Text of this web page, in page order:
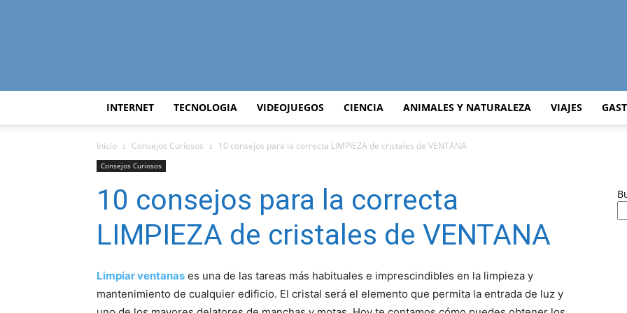
Curiosidades
del
INTERNET TECNOLOGIA VIDEOJUEGOS CIENCIA ANIMALES Y NATURALEZA VIAJES
Inicio Consejos Curiosos 10 consejos para la correcta LIMPIEZA de cristales de VENTANA
Consejos Curiosos
10 consejos para la correcta
LIMPIEZA de cristales de VENTANA
Limpiar ventanas es una de las tareas más habituales e imprescindibles en la limpieza y
mantenimiento de cualquier edificio. El cristal será el elemento que permita la entrada de luz y